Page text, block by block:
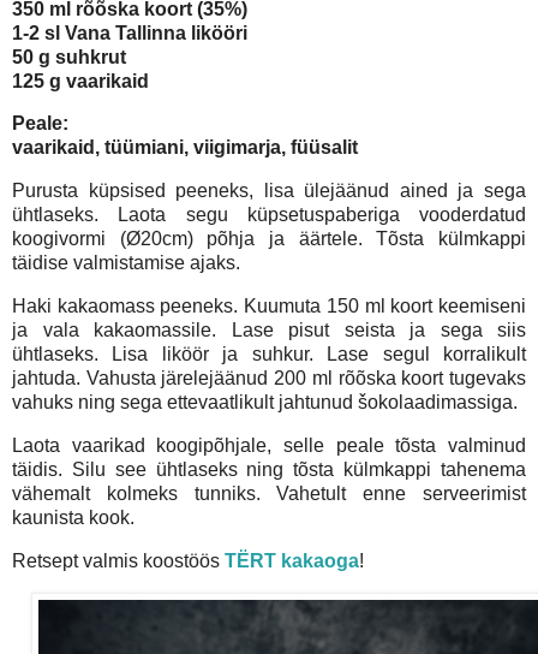
350 ml rõõska koort (35%)
1-2 sl Vana Tallinna likööri
50 g suhkrut
125 g vaarikaid
Peale:
vaarikaid, tüümiani, viigimarja, füüsalit
Purusta küpsised peeneks, lisa ülejäänud ained ja sega
ühtlaseks. Laota segu küpsetuspaberiga vooderdatud
koogivormi (Ø20cm) põhja ja äärtele. Tõsta külmkappi
täidise valmistamise ajaks.
Haki kakaomass peeneks. Kuumuta 150 ml koort keemiseni
ja vala kakaomassile. Lase pisut seista ja sega siis
ühtlaseks. Lisa liköör ja suhkur. Lase segul korralikult
jahtuda. Vahusta järelejäänud 200 ml rõõska koort tugevaks
vahuks ning sega ettevaatlikult jahtunud šokolaadimassiga.
Laota vaarikad koogipõhjale, selle peale tõsta valminud
täidis. Silu see ühtlaseks ning tõsta külmkappi tahenema
vähemalt kolmeks tunniks. Vahetult enne serveerimist
kaunista kook.
Retsept valmis koostöös TЁRT kakaoga!